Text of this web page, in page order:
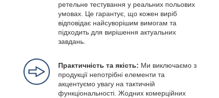
ретельне тестування у реальних польових
умовах. Це гарантує, що кожен виріб
відповідає найсуворішим вимогам та
підходить для вирішення актуальних
завдань.
Практичність та якість: Ми виключаємо з
продукції непотрібні елементи та
акцентуємо увагу на тактичній
функціональності. Жодних комерційних